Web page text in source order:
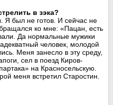
в зэка?
был не готов. И сейчас не
ко мне: «Пацан, есть
Да нормальные мужики
человек, молодой
Меня занесло в эту среду,
сел в поезд Киров-
на Красносельскую.
меня встретил Старостин.